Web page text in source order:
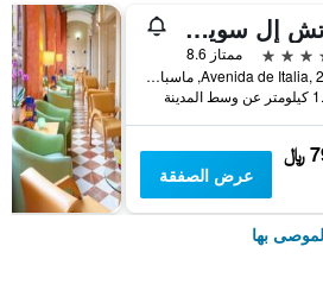
إتش إل سويت هوتل بلايا ديل إنجليس
ممتاز 8.6
Avenida de Italia, 21, ماسبالوماس, كناريا الكبرى, أسبانيا
المدينة
﷼
عرض الصفقة
بها